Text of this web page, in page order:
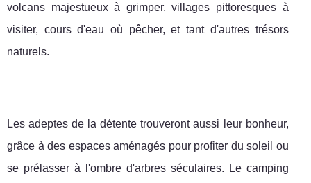
volcans majestueux à grimper, villages pittoresques à
visiter, cours d'eau où pêcher, et tant d'autres trésors
naturels.
Les adeptes de la détente trouveront aussi leur bonheur,
grâce à des espaces aménagés pour profiter du soleil ou
se prélasser à l'ombre d'arbres séculaires. Le camping